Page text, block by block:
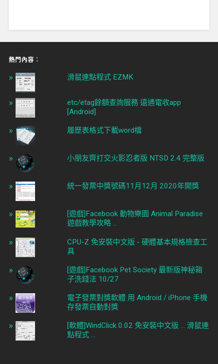
熱門內容︰
滑鼠連點程式 EZMK
etc/etag餘額查詢服務 遠通電收app
[Android]
履歷表格式下載word檔
小朋友齊打交火影忍者版 NTSD 2.4 完整版
統一發票中獎號碼11月12月 2020年開獎
[遊戲]Facebook 動物樂園 Animal Paradise
遊戲教學攻略 ...
CPU-Z 免安裝中文版 - 硬體基本規格檢查工
具
[遊戲]Facebook Pet Society 最新版神秘箱
子洗錢法 10/27
電子發票對獎軟體 用 Android / iPhone 手機
存發票自動對獎
[軟體]WindClick 0.02 免安裝中文版 ... 滑鼠連
點程式 ...